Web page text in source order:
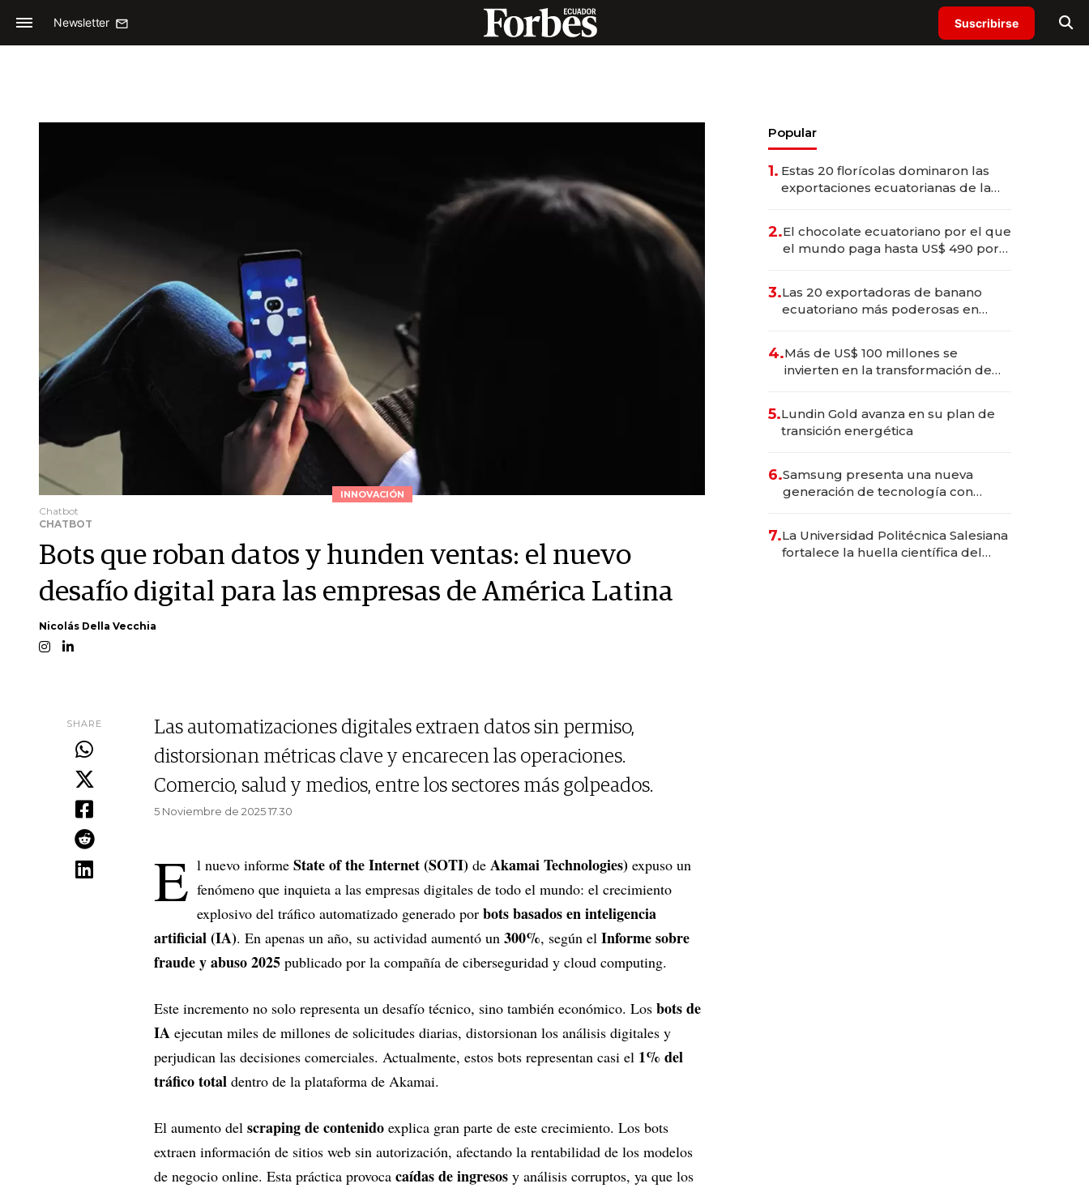
Newsletter Suscribirse
INNOVACIÓN
Chatbot
CHATBOT
Bots que roban datos y hunden ventas: el nuevo
desafío digital para las empresas de América Latina
Nicolás Della Vecchia
SHARE
Las automatizaciones digitales extraen datos sin permiso,
distorsionan métricas clave y encarecen las operaciones.
Comercio, salud y medios, entre los sectores más golpeados.
5 Noviembre de 2025 17.30
E l nuevo informe State of the Internet (SOTI) de Akamai Technologies) expuso un
fenómeno que inquieta a las empresas digitales de todo el mundo: el crecimiento
explosivo del tráfico automatizado generado por bots basados en inteligencia
artificial (IA). En apenas un año, su actividad aumentó un 300%, según el Informe sobre
fraude y abuso 2025 publicado por la compañía de ciberseguridad y cloud computing.
Este incremento no solo representa un desafío técnico, sino también económico. Los bots de
IA ejecutan miles de millones de solicitudes diarias, distorsionan los análisis digitales y
perjudican las decisiones comerciales. Actualmente, estos bots representan casi el 1% del
tráfico total dentro de la plataforma de Akamai.
El aumento del scraping de contenido explica gran parte de este crecimiento. Los bots
extraen información de sitios web sin autorización, afectando la rentabilidad de los modelos
de negocio online. Esta práctica provoca caídas de ingresos y análisis corruptos, ya que los
Popular
1. Estas 20 florícolas dominaron las
exportaciones ecuatorianas de la
2.El chocolate ecuatoriano por el que
el mundo paga hasta US$ 490 por
3.Las 20 exportadoras de banano
ecuatoriano más poderosas en
4.Más de US$ 100 millones se
invierten en la transformación de
5.Lundin Gold avanza en su plan de
transición energética
6.Samsung presenta una nueva
generación de tecnología con
7.La Universidad Politécnica Salesiana
fortalece la huella científica del